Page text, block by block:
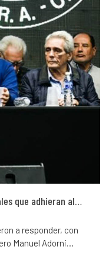
que adhieran al…
a responder, con
Manuel Adorni…